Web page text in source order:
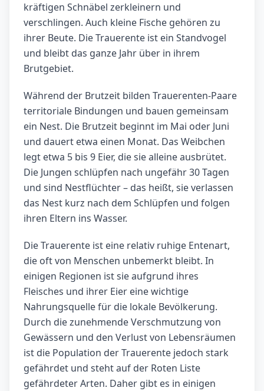
kräftigen Schnäbel zerkleinern und
verschlingen. Auch kleine Fische gehören zu
ihrer Beute. Die Trauerente ist ein Standvogel
und bleibt das ganze Jahr über in ihrem
Brutgebiet.
Während der Brutzeit bilden Trauerenten-Paare
territoriale Bindungen und bauen gemeinsam
ein Nest. Die Brutzeit beginnt im Mai oder Juni
und dauert etwa einen Monat. Das Weibchen
legt etwa 5 bis 9 Eier, die sie alleine ausbrütet.
Die Jungen schlüpfen nach ungefähr 30 Tagen
und sind Nestflüchter – das heißt, sie verlassen
das Nest kurz nach dem Schlüpfen und folgen
ihren Eltern ins Wasser.
Die Trauerente ist eine relativ ruhige Entenart,
die oft von Menschen unbemerkt bleibt. In
einigen Regionen ist sie aufgrund ihres
Fleisches und ihrer Eier eine wichtige
Nahrungsquelle für die lokale Bevölkerung.
Durch die zunehmende Verschmutzung von
Gewässern und den Verlust von Lebensräumen
ist die Population der Trauerente jedoch stark
gefährdet und steht auf der Roten Liste
gefährdeter Arten. Daher gibt es in einigen